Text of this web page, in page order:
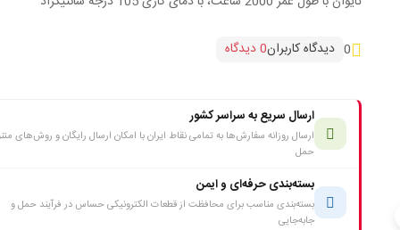
0 دیدگاه کاربران0 دیدگاه
ارسال سریع به سراسر کشور
ارسال روزانه سفارش‌ها به تمامی نقاط ایران با امکان ارسال رایگان و روش‌های
حمل
بسته‌بندی حرفه‌ای و ایمن
بسته‌بندی مناسب برای محافظت از قطعات الکترونیکی حساس در فرآیند حمل و
جابه‌جایی